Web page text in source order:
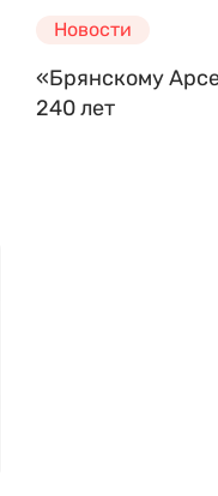
Новости
«Брянскому
240 лет